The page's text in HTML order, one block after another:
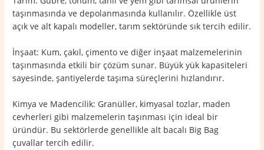
taşınmasında ve depolanmasında kullanılır. Özellikle üst
açık ve alt kapalı modeller, tarım sektöründe sık tercih edilir.
İnşaat: Kum, çakıl, çimento ve diğer inşaat malzemelerinin
taşınmasında etkili bir çözüm sunar. Büyük yük kapasiteleri
sayesinde, şantiyelerde taşıma süreçlerini hızlandırır.
Kimya ve Madencilik: Granüller, kimyasal tozlar, maden
cevherleri gibi malzemelerin taşınması için ideal bir
üründür. Bu sektörlerde genellikle alt bacalı Big Bag
çuvallar tercih edilir.